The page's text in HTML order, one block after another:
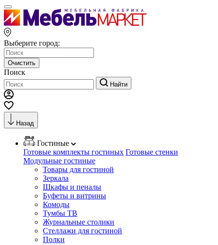
Выберите город:
Очистить
Поиск
Найти
Назад
Гостиные
Готовые комплекты гостиных Готовые стенки
Модульные гостиные
Товары для гостиной
Зеркала
Шкафы и пеналы
Буфеты и витрины
Комоды
Тумбы ТВ
Журнальные столики
Стеллажи для гостиной
Полки